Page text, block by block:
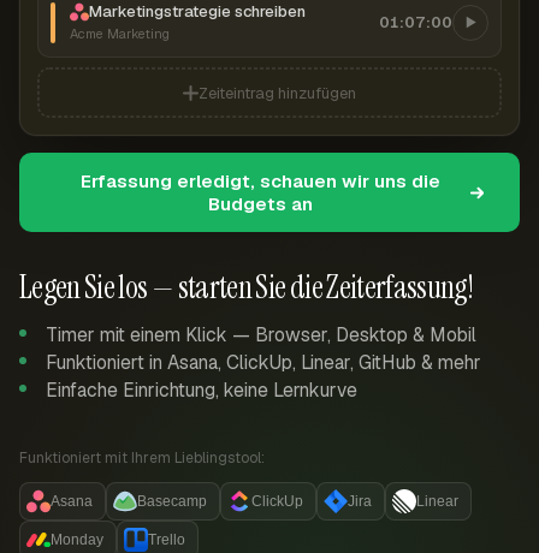
Legen Sie los — starten Sie die Zeiterfassung!
Timer mit einem Klick — Browser, Desktop & Mobil
Funktioniert in Asana, ClickUp, Linear, GitHub & mehr
Einfache Einrichtung, keine Lernkurve
Funktioniert mit Ihrem Lieblingstool:
Asana Basecamp ClickUp Jira Linear
Monday Trello
Marketingstrategie schreiben
Acme Marketing
01:07:00
Zeiteintrag hinzufügen
Erfassung erledigt, schauen wir uns die
Budgets an